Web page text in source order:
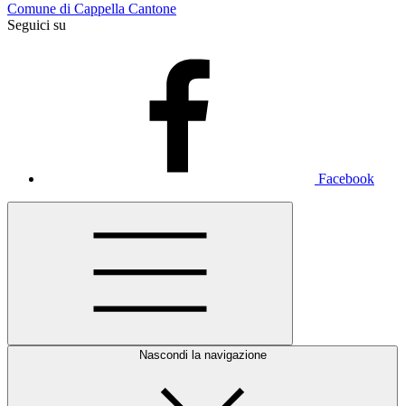
Comune di Cappella Cantone
Seguici su
Facebook
Nascondi la navigazione